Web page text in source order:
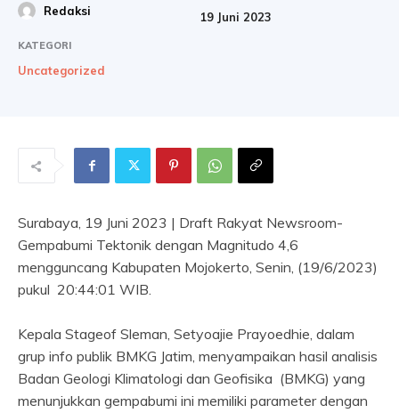
Redaksi 19 Juni 2023
KATEGORI
Uncategorized
Surabaya, 19 Juni 2023 | Draft Rakyat Newsroom-
Gempabumi Tektonik dengan Magnitudo 4,6
mengguncang Kabupaten Mojokerto, Senin, (19/6/2023)
pukul 20:44:01 WIB.
Kepala Stageof Sleman, Setyoajie Prayoedhie, dalam
grup info publik BMKG Jatim, menyampaikan hasil analisis
Badan Geologi Klimatologi dan Geofisika (BMKG) yang
menunjukkan gempabumi ini memiliki parameter dengan